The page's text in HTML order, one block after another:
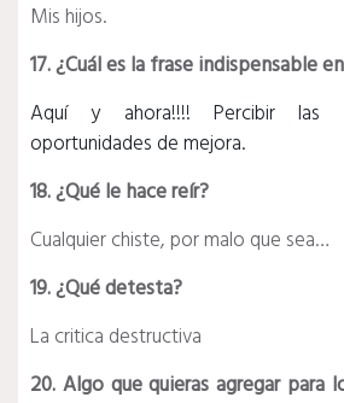
Mis hijos.
17. ¿Cuál es la frase indispensable
Aquí y ahora!!!! Percibir las
oportunidades de mejora.
18. ¿Qué le hace reír?
Cualquier chiste, por malo que sea…
19. ¿Qué detesta?
La critica destructiva
20. Algo que quieras agregar para